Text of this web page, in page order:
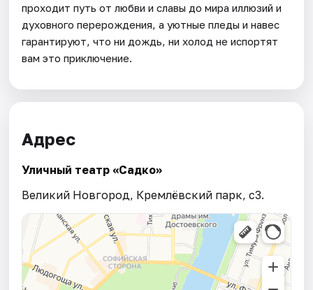
проходит путь от любви и славы до мира иллюзий и
духовного перерождения, а уютные пледы и навес
гарантируют, что ни дождь, ни холод не испортят
вам это приключение.
Адрес
Уличный театр «Садко»
Великий Новгород, Кремлёвский парк, с3.